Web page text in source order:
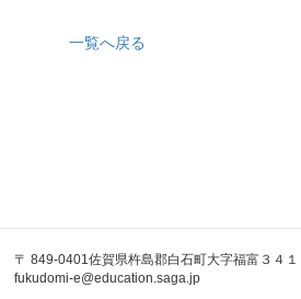
一覧へ戻る
〒 849-0401佐賀県杵島郡白石町大字福富３４
fukudomi-e@education.saga.jp